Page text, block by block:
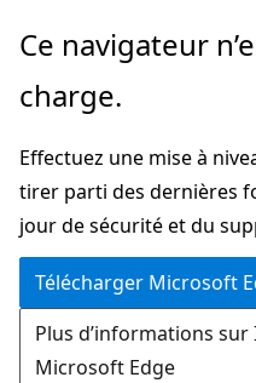
Passer
directement
au
principal
Ce navigateur
charge.
Effectuez une mise à
tirer parti des dernières
jour de sécurité et du
Télécharger Microsoft
Plus d’informations
Microsoft Edge